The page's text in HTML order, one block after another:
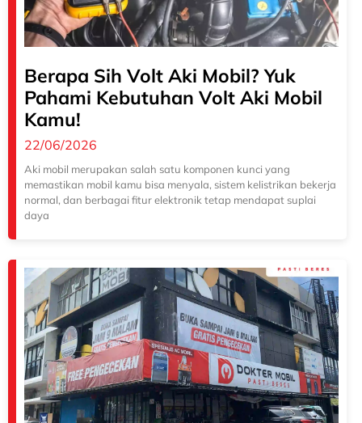
Berapa Sih Volt Aki Mobil? Yuk
Pahami Kebutuhan Volt Aki Mobil
Kamu!
22/06/2026
Aki mobil merupakan salah satu komponen kunci yang
memastikan mobil kamu bisa menyala, sistem kelistrikan bekerja
normal, dan berbagai fitur elektronik tetap mendapat suplai
daya